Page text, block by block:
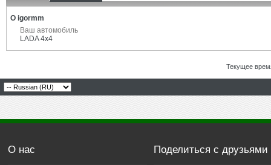
О igormm
Ваш автомобиль
LADA 4x4
Текущее
О нас Поделиться с друзьями